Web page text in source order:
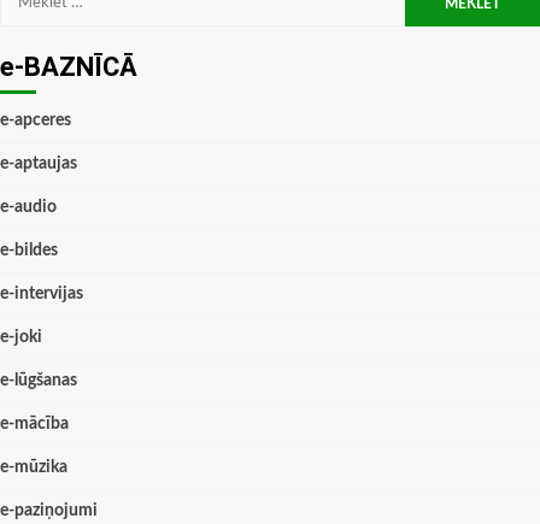
e-BAZNĪCĀ
e-apceres
e-aptaujas
e-audio
e-bildes
e-intervijas
e-joki
e-lūgšanas
e-mācība
e-mūzika
e-paziņojumi